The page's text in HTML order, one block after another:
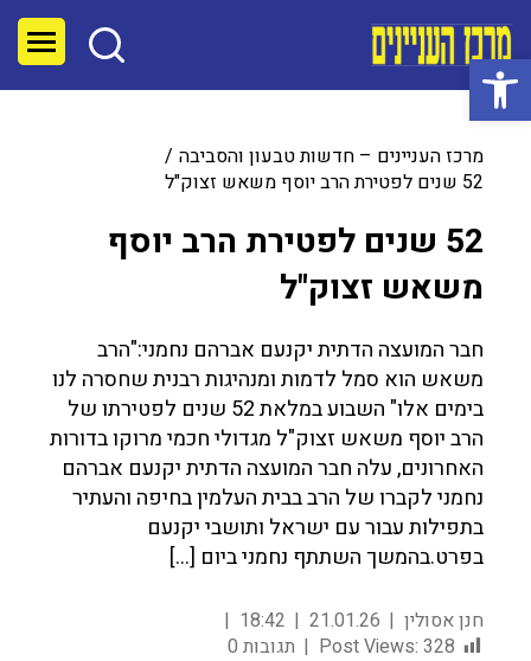
פתח סרגל נגישות
מרכז העניינים – חדשות טבעון והסביבה
52 שנים לפטירת הרב יוסף משאש זצוק"ל
52 שנים לפטירת הרב יוסף
משאש זצוק"ל
חבר המועצה הדתית יקנעם אברהם נחמני:"הרב
משאש הוא סמל לדמות ומנהיגות רבנית שחסרה לנו
בימים אלו" השבוע במלאת 52 שנים לפטירתו של
הרב יוסף משאש זצוק"ל מגדולי חכמי מרוקו בדורות
האחרונים, עלה חבר המועצה הדתית יקנעם אברהם
נחמני לקברו של הרב בבית העלמין בחיפה והעתיר
בתפילות עבור עם ישראל ותושבי יקנעם
בפרט.בהמשך השתתף נחמני ביום […]
חנן אסולין 21.01.26
18:42
Post Views: 328 תגובות 0